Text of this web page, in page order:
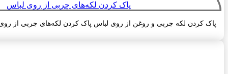
پاک کردن لکه‌های چربی از روی لباس
پاک کردن لکه چربی و روغن از روی لباس پاک کردن لکه‌های چربی از